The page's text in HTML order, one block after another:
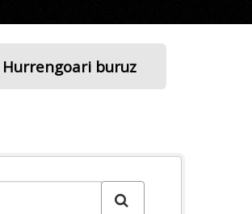
Hurrengoari buruz